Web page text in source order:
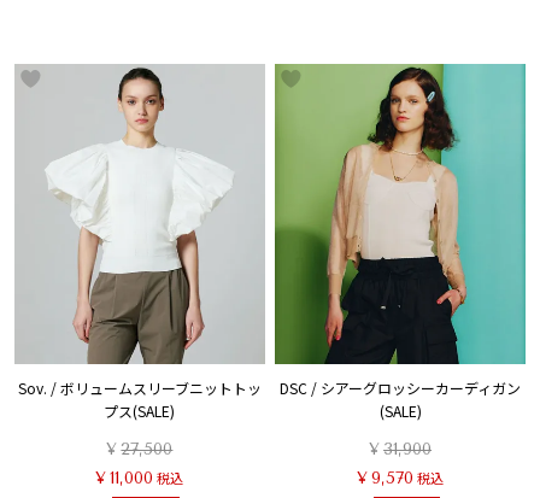
Sov. / ボリュームスリーブニットトッ
プス(SALE)
¥ 27,500
¥ 11,000 税込
DSC / シアーグロッシーカーディガン
(SALE)
¥31,900
¥9,570 税込